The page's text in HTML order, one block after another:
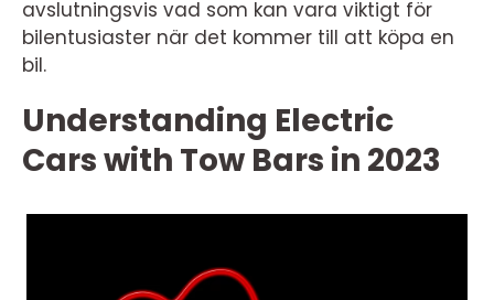
avslutningsvis vad som kan vara viktigt för
bilentusiaster när det kommer till att köpa en
bil.
Understanding Electric
Cars with Tow Bars in 2023